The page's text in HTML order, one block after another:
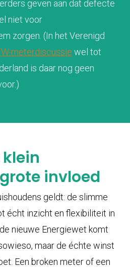
geven aan dat defecte
niet voor
zorgen. (In het Verenigd
meterdiscussie wel tot
is daar nog geen
invloed
geldt: de slimme
écht inzicht en flexibiliteit in
nieuwe Energiewet komt
maar de échte winst
Een broken meter of een